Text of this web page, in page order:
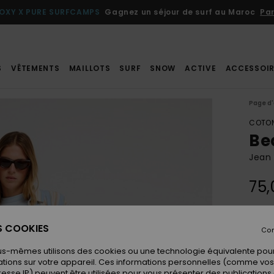
X PURE SURFCAMPS Gagnez un séjour de surf au Maroc
VÊTEMENTS MAILLOTS SURF SNOW ACTIVE
Page
Jean
COOKIES
mêmes utilisons des cookies ou une technologie équivalente
sur votre appareil. Ces informations personnelles (comme